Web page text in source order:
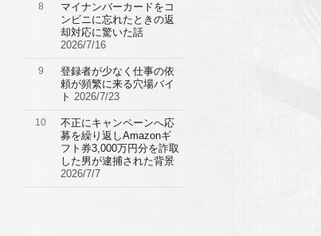
8
マイナンバーカードをコ
ンビニに忘れたときの返
却対応に驚いた話
2026/7/16
9
登録者が少なく仕事の依
頼が頻繁に来る穴場バイ
ト 2026/7/23
10
不正にキャンペーンへ応
募を繰り返しAmazonギ
フト券3,000万円分を詐取
した男が逮捕された背景
2026/7/7